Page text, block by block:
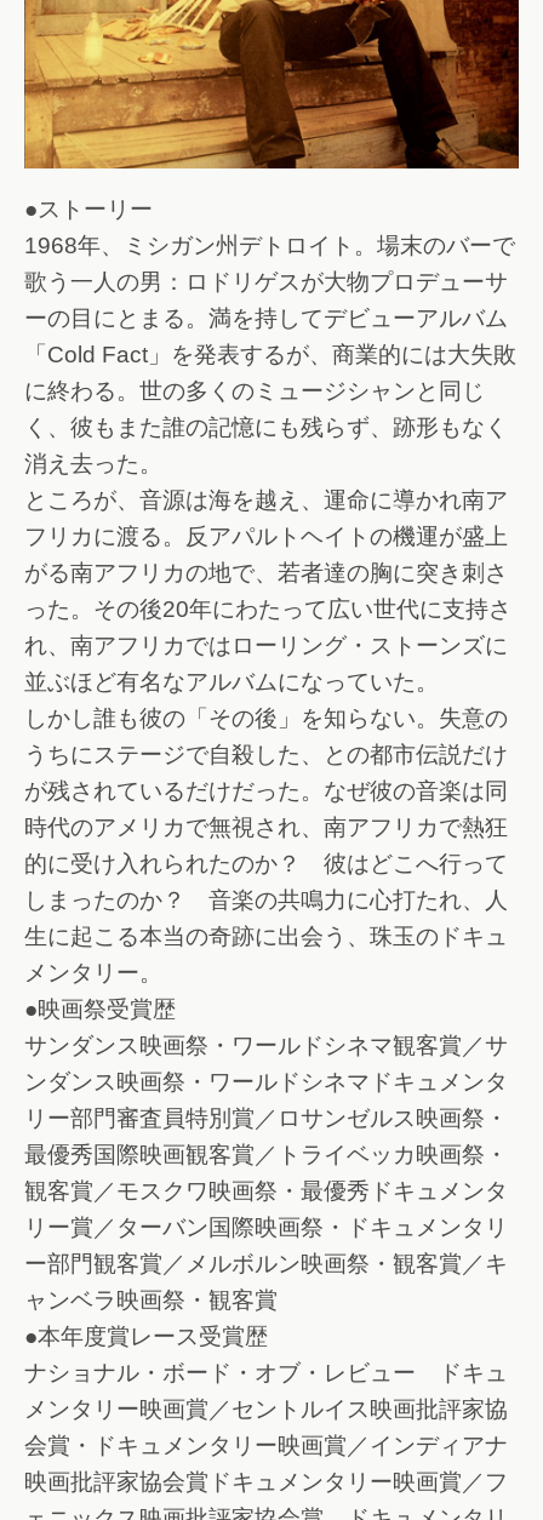
●ストーリー
1968年、ミシガン州デトロイト。場末のバーで
歌う一人の男：ロドリゲスが大物プロデューサ
ーの目にとまる。満を持してデビューアルバム
「Cold Fact」を発表するが、商業的には大失敗
に終わる。世の多くのミュージシャンと同じ
く、彼もまた誰の記憶にも残らず、跡形もなく
消え去った。
ところが、音源は海を越え、運命に導かれ南ア
フリカに渡る。反アパルトヘイトの機運が盛上
がる南アフリカの地で、若者達の胸に突き刺さ
った。その後20年にわたって広い世代に支持さ
れ、南アフリカではローリング・ストーンズに
並ぶほど有名なアルバムになっていた。
しかし誰も彼の「その後」を知らない。失意の
うちにステージで自殺した、との都市伝説だけ
が残されているだけだった。なぜ彼の音楽は同
時代のアメリカで無視され、南アフリカで熱狂
的に受け入れられたのか？ 彼はどこへ行って
しまったのか？ 音楽の共鳴力に心打たれ、人
生に起こる本当の奇跡に出会う、珠玉のドキュ
メンタリー。
●映画祭受賞歴
サンダンス映画祭・ワールドシネマ観客賞／サ
ンダンス映画祭・ワールドシネマドキュメンタ
リー部門審査員特別賞／ロサンゼルス映画祭・
最優秀国際映画観客賞／トライベッカ映画祭・
観客賞／モスクワ映画祭・最優秀ドキュメンタ
リー賞／ターバン国際映画祭・ドキュメンタリ
ー部門観客賞／メルボルン映画祭・観客賞／キ
ャンベラ映画祭・観客賞
●本年度賞レース受賞歴
ナショナル・ボード・オブ・レビュー ドキュ
メンタリー映画賞／セントルイス映画批評家協
会賞・ドキュメンタリー映画賞／インディアナ
映画批評家協会賞ドキュメンタリー映画賞／フ